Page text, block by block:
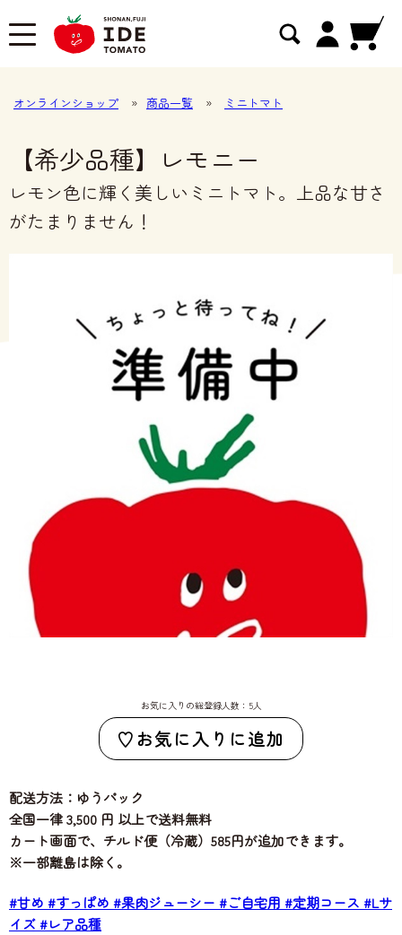
オンラインショップ » 商品一覧 » ミニトマト
【希少品種】レモニー
レモン色に輝く美しいミニトマト。上品な甘さ
がたまりません！
お気に入りの総登録人数：5人
お気に入りに追加
配送方法：ゆうパック
全国一律 3,500 円 以上で送料無料
カート画面で、チルド便（冷蔵）585円が追加できます。
※一部離島は除く。
#甘め #すっぱめ #果肉ジューシー #ご自宅用 #定期コース #Lサ
イズ#レア品種